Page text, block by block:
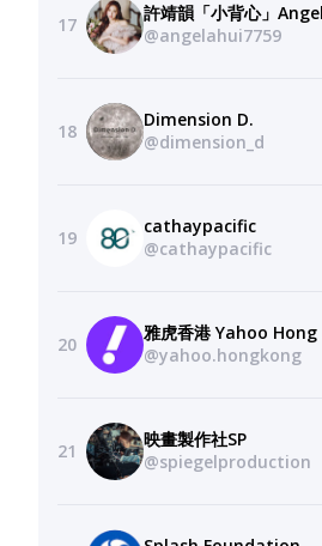
17
@angelahui7759
18
Dimension D.
@dimension_d
19
cathaypacific
@cathaypacific
20
@yahoo.hongkong
21
映畫製作社SP
@spiegelproduction